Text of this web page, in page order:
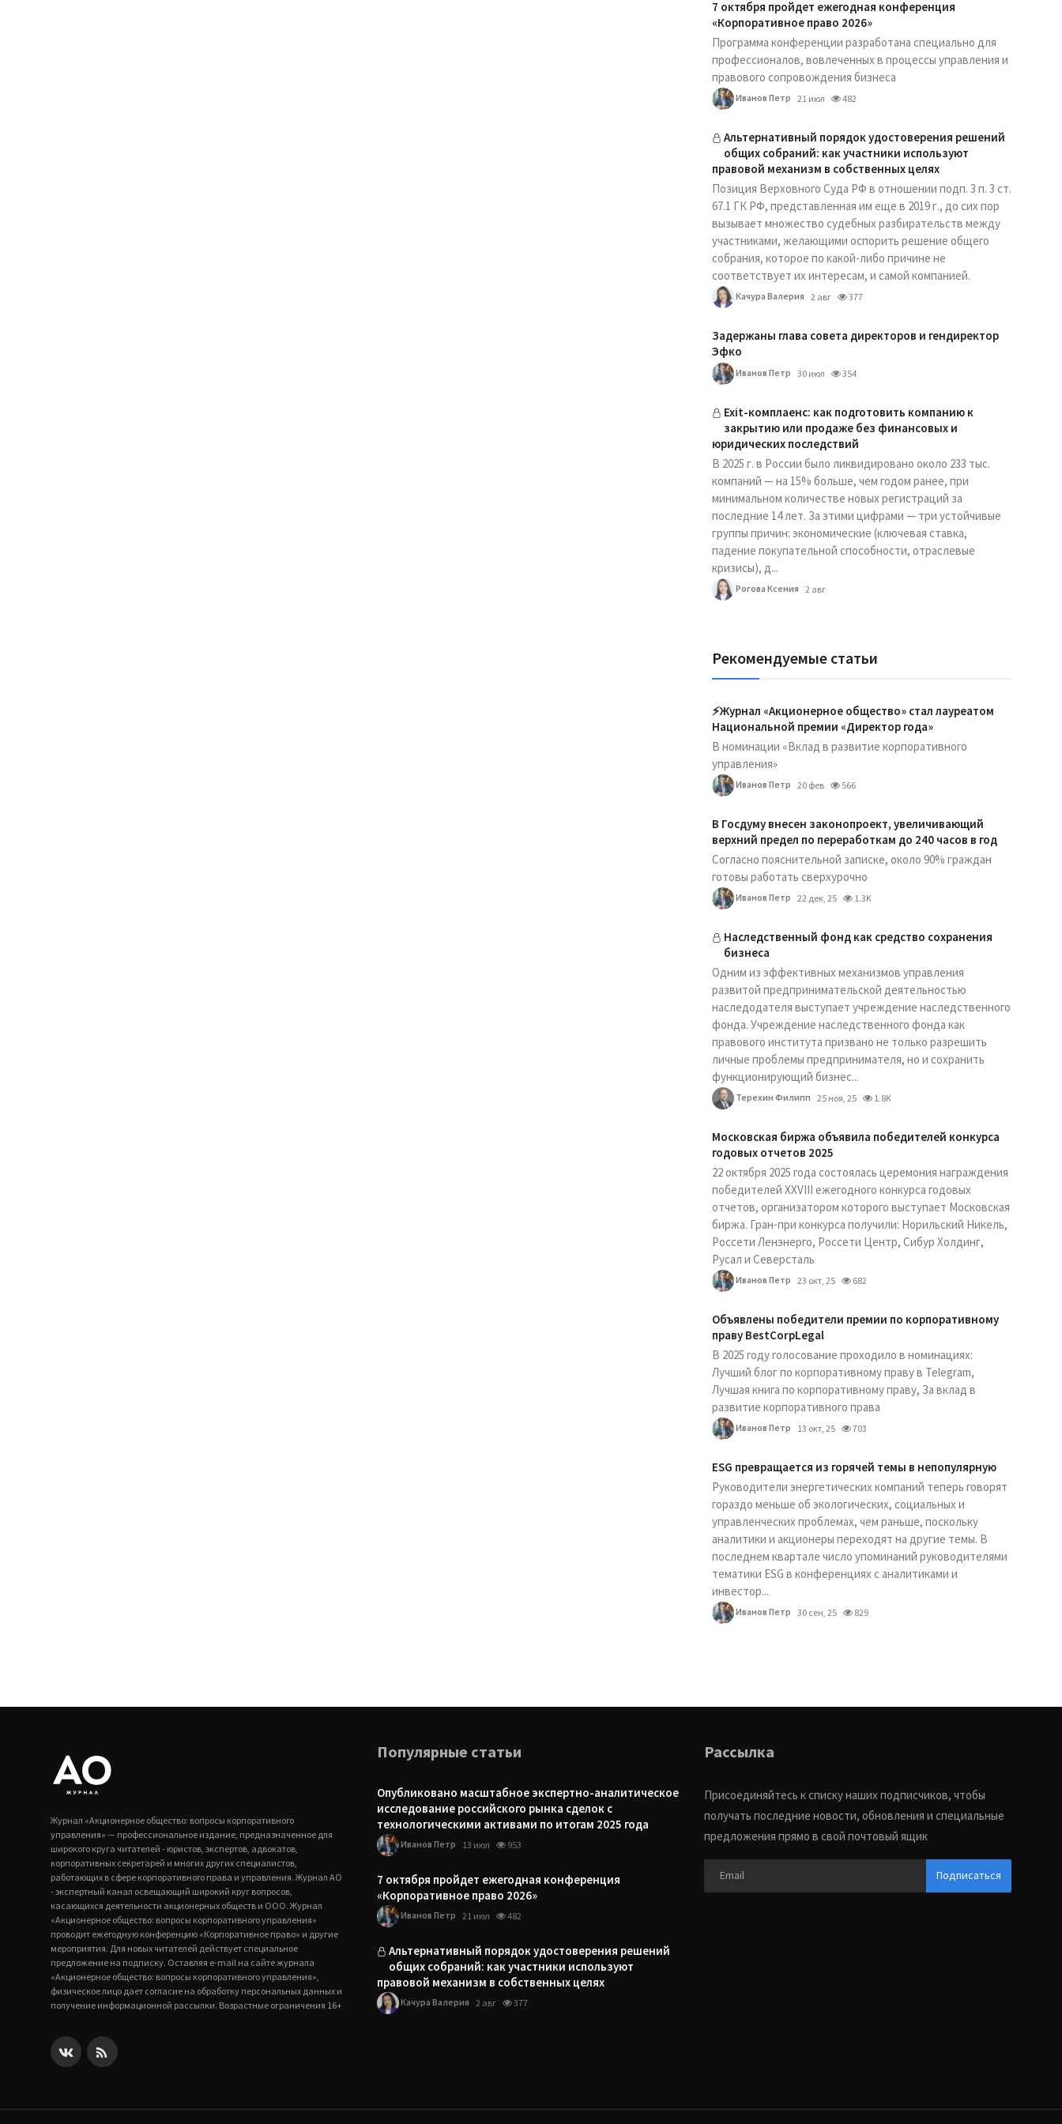
7 октября пройдет ежегодная конференция
«Корпоративное право 2026»
Программа конференции разработана специально для
профессионалов, вовлеченных в процессы управления и
правового сопровождения бизнеса
Иванов Петр 21 июл 482
Альтернативный порядок удостоверения решений
общих собраний: как участники используют
правовой механизм в собственных целях
Позиция Верховного Суда РФ в отношении подп. 3 п. 3 ст.
67.1 ГК РФ, представленная им еще в 2019 г., до сих пор
вызывает множество судебных разбирательств между
участниками, желающими оспорить решение общего
собрания, которое по какой-либо причине не
соответствует их интересам, и самой компанией.
Качура Валерия 2 авг 377
Задержаны глава совета директоров и гендиректор
Эфко
Иванов Петр 30 июл 354
Exit-комплаенс: как подготовить компанию к
закрытию или продаже без финансовых и
юридических последствий
В 2025 г. в России было ликвидировано около 233 тыс.
компаний — на 15% больше, чем годом ранее, при
минимальном количестве новых регистраций за
последние 14 лет. За этими цифрами — три устойчивые
группы причин: экономические (ключевая ставка,
падение покупательной способности, отраслевые
кризисы), д...
Рогова Ксения 2 авг
Рекомендуемые статьи
⚡️Журнал «Акционерное общество» стал лауреатом
Национальной премии «Директор года»
В номинации «Вклад в развитие корпоративного
управления»
Иванов Петр 20 фев 566
В Госдуму внесен законопроект, увеличивающий
верхний предел по переработкам до 240 часов в год
Согласно пояснительной записке, около 90% граждан
готовы работать сверхурочно
Иванов Петр 22 дек, 25 1.3K
Наследственный фонд как средство сохранения
бизнеса
Одним из эффективных механизмов управления
развитой предпринимательской деятельностью
наследодателя выступает учреждение наследственного
фонда. Учреждение наследственного фонда как
правового института призвано не только разрешить
личные проблемы предпринимателя, но и сохранить
функционирующий бизнес...
Терехин Филипп 25 ноя, 25 1.8K
Московская биржа объявила победителей конкурса
годовых отчетов 2025
22 октября 2025 года состоялась церемония награждения
победителей XXVIII ежегодного конкурса годовых
отчетов, организатором которого выступает Московская
биржа. Гран-при конкурса получили: Норильский Никель,
Россети Ленэнерго, Россети Центр, Сибур Холдинг,
Русал и Северсталь
Иванов Петр 23 окт, 25 682
Объявлены победители премии по корпоративному
праву BestCorpLegal
В 2025 году голосование проходило в номинациях:
Лучший блог по корпоративному праву в Telegram,
Лучшая книга по корпоративному праву, За вклад в
развитие корпоративного права
Иванов Петр 13 окт, 25 703
ESG превращается из горячей темы в непопулярную
Руководители энергетических компаний теперь говорят
гораздо меньше об экологических, социальных и
управленческих проблемах, чем раньше, поскольку
аналитики и акционеры переходят на другие темы. В
последнем квартале число упоминаний руководителями
тематики ESG в конференциях с аналитиками и
инвестор...
Иванов Петр 30 сен, 25 829
Журнал «Акционерное общество: вопросы корпоративного
управления» — профессиональное издание, предназначенное для
широкого круга читателей - юристов, экспертов, адвокатов,
корпоративных секретарей и многих других специалистов,
работающих в сфере корпоративного права и управления. Журнал АО
- экспертный канал освещающий широкий круг вопросов,
касающихся деятельности акционерных обществ и ООО. Журнал
«Акционерное общество: вопросы корпоративного управления»
проводит ежегодную конференцию «Корпоративное право» и другие
мероприятия. Для новых читателей действует специальное
предложение на подписку. Оставляя e-mail на сайте журнала
«Акционерное общество: вопросы корпоративного управления»,
физическое лицо дает согласие на обработку персональных данных и
получение информационной рассылки. Возрастные ограничения 16+
Популярные статьи
Опубликовано масштабное экспертно-аналитическое
исследование российского рынка сделок с
технологическими активами по итогам 2025 года
Иванов Петр 13 июл 953
7 октября пройдет ежегодная конференция
«Корпоративное право 2026»
Иванов Петр 21 июл 482
Альтернативный порядок удостоверения решений
общих собраний: как участники используют
правовой механизм в собственных целях
Качура Валерия 2 авг 377
Рассылка
Присоединяйтесь к списку наших подписчиков, чтобы
получать последние новости, обновления и специальные
предложения прямо в свой почтовый ящик
Подписаться